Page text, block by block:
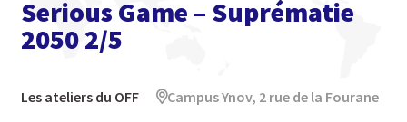
Serious Game – Suprématie
2050 2/5
Les ateliers du OFF Campus Ynov, 2 rue de la Fourane